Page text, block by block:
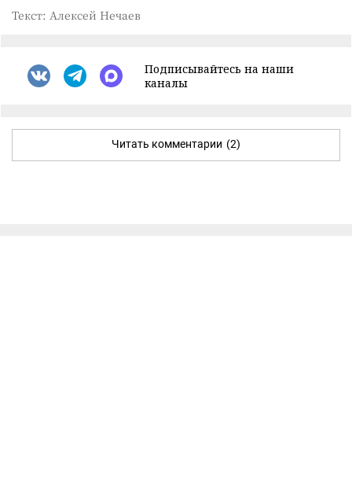
Текст: Алексей Нечаев
Подписывайтесь на наши
каналы
Читать комментарии (2)